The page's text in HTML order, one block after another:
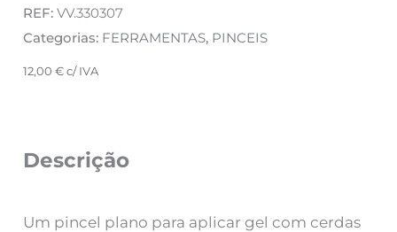
REF:VV.330307
Categorias: FERRAMENTAS, PINCEIS
12,00€ c/ IVA
Descrição
Um pincel plano para aplicar gel com cerdas